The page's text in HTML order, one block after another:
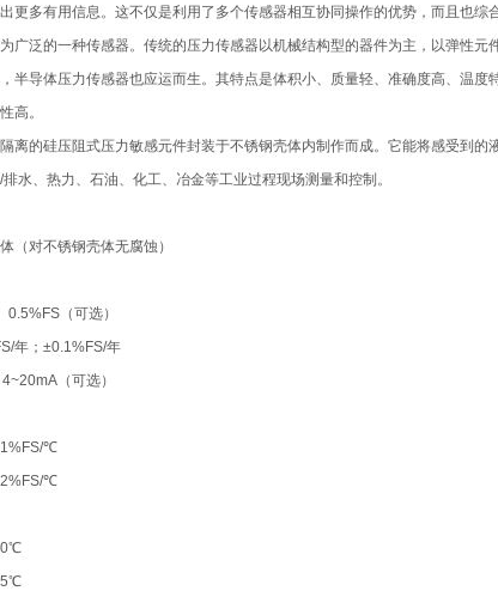
更多有用信息。这不仅是利用了多个传感器相互协同操作的优势，而且也
广泛的一种传感器。传统的压力传感器以机械结构型的器件为主，以弹性
半导体压力传感器也应运而生。其特点是体积小、质量轻、准确度高、温
高。
离的硅压阻式压力敏感元件封装于不锈钢壳体内制作而成。它能将感受到
水、热力、石油、化工、冶金等工业过程现场测量和控制。
（对不锈钢壳体无腐蚀）
（可选）
年；±0.1%FS/年
（可选）
℃
℃